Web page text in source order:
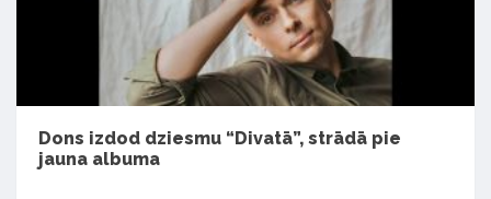
Dons izdod dziesmu “Divatā”, strādā pie
jauna albuma